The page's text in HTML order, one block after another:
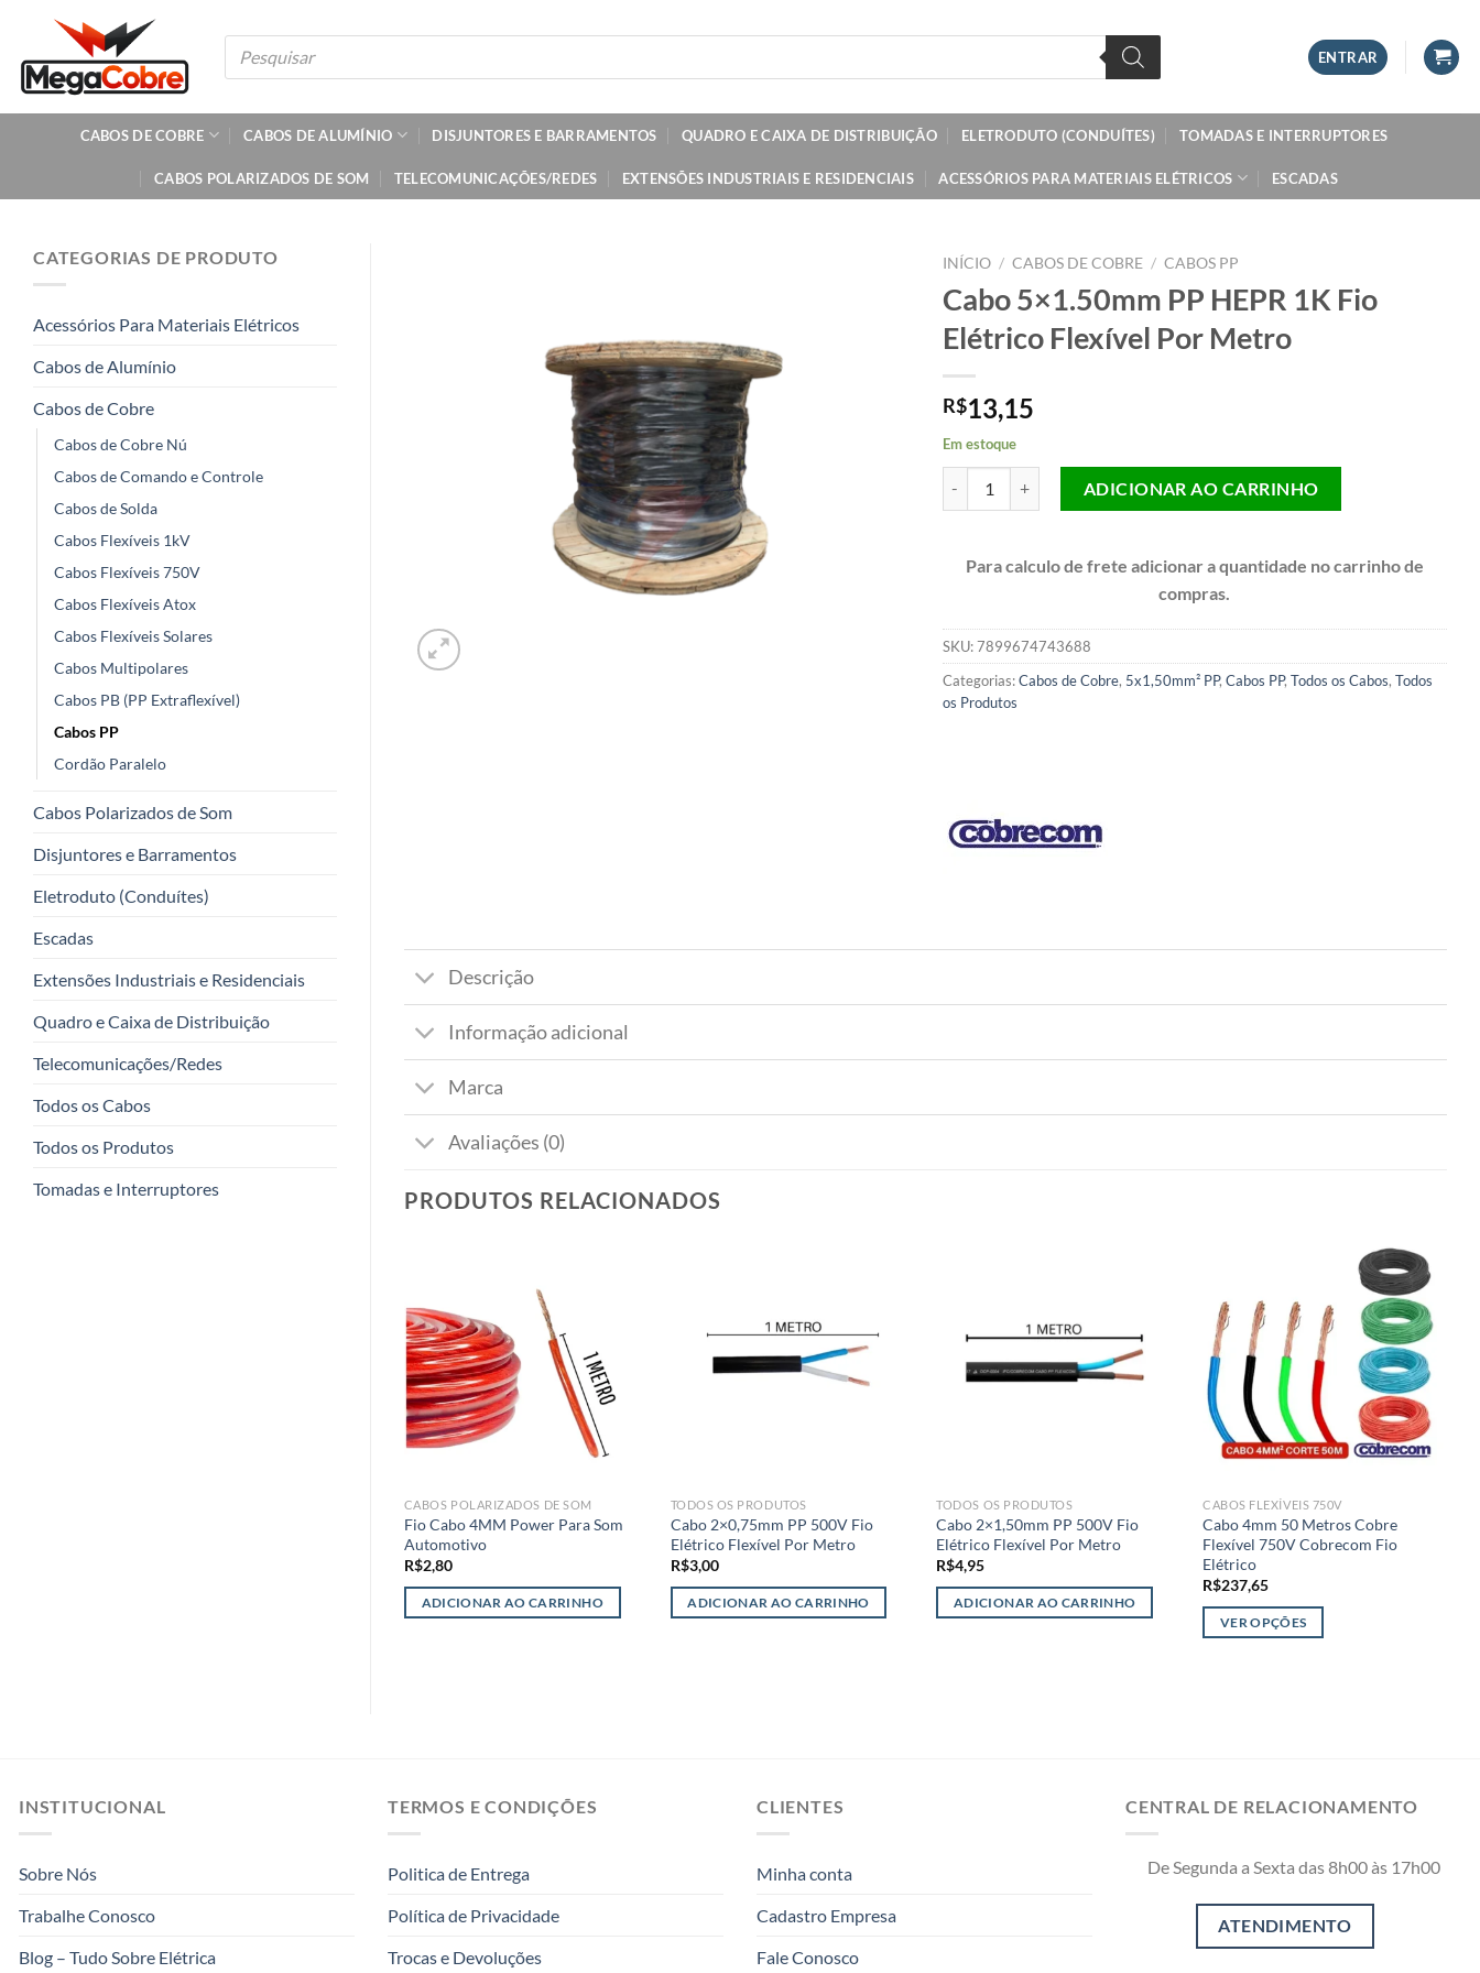
content
Pesquisar
produtos
ENTRAR
CABOS DE COBRE CABOS DE ALUMÍNIO DISJUNTORES E BARRAMENTOS QUADRO E CAIXA DE DISTRIBUIÇÃO ELETRODUTO (CONDUÍTES) TOMADAS E INTERRUPTORES
CABOS POLARIZADOS DE SOM TELECOMUNICAÇÕES/REDES EXTENSÕES INDUSTRIAIS E RESIDENCIAIS ACESSÓRIOS PARA MATERIAIS ELÉTRICOS ESCADAS
CATEGORIAS DE PRODUTO
Acessórios Para Materiais Elétricos
Cabos de Alumínio
Cabos de Cobre
Cabos de Cobre Nú
Cabos de Comando e Controle
Cabos de Solda
Cabos Flexíveis 1kV
Cabos Flexíveis 750V
Cabos Flexíveis Atox
Cabos Flexíveis Solares
Cabos Multipolares
Cabos PB (PP Extraflexível)
Cabos PP
Cordão Paralelo
Cabos Polarizados de Som
Disjuntores e Barramentos
Eletroduto (Conduítes)
Escadas
Extensões Industriais e Residenciais
Quadro e Caixa de Distribuição
Telecomunicações/Redes
Todos os Cabos
Todos os Produtos
Tomadas e Interruptores
INÍCIO / CABOS DE COBRE / CABOS PP
Cabo 5×1.50mm PP HEPR 1K Fio
Elétrico Flexível Por Metro
R$13,15
Em estoque
ADICIONAR AO CARRINHO
Para calculo de frete adicionar a quantidade no carrinho de
compras.
SKU:7899674743688
Categorias:Cabos de Cobre, 5x1,50mm² PP, Cabos PP, Todos os Cabos, Todos
os Produtos
Descrição
Informação adicional
Marca
Avaliações (0)
PRODUTOS RELACIONADOS
CABOS POLARIZADOS DE SOM
Fio Cabo 4MM Power Para Som
Automotivo
R$2,80
ADICIONAR AO CARRINHO
TODOS OS PRODUTOS
Cabo 2×0,75mm PP 500V Fio
Elétrico Flexível Por Metro
R$3,00
ADICIONAR AO CARRINHO
TODOS OS PRODUTOS
Cabo 2×1,50mm PP 500V Fio
Elétrico Flexível Por Metro
R$4,95
ADICIONAR AO CARRINHO
CABOS FLEXÍVEIS 750V
Cabo 4mm 50 Metros Cobre
Flexível 750V Cobrecom Fio
Elétrico
R$237,65
VER OPÇÕES
opções
escolhidas
na
página
do
INSTITUCIONAL
Sobre Nós
Trabalhe Conosco
Blog – Tudo Sobre Elétrica
TERMOS E CONDIÇÕES
Politica de Entrega
Política de Privacidade
Trocas e Devoluções
CLIENTES
Minha conta
Cadastro Empresa
Fale Conosco
CENTRAL DE RELACIONAMENTO
De Segunda a Sexta das 8h00 às 17h00